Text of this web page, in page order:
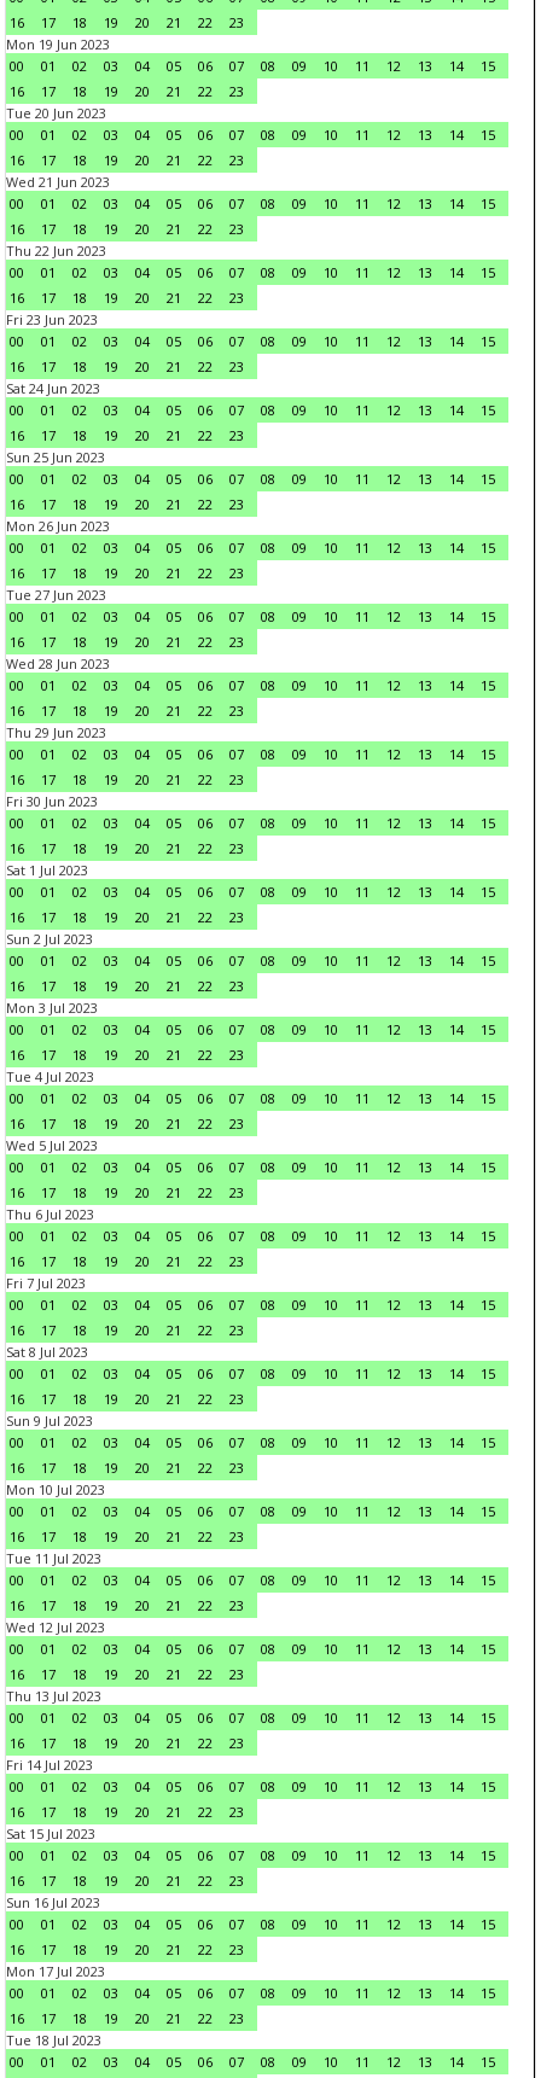
16
17 18 19 20 21 22
23
Mon 19 Jun 2023
00
01 02 03 04 05 06 07 08 09 10 11 12 13 14
15
16
17 18 19 20 21 22
23
Tue 20 Jun 2023
00
01 02 03 04 05 06 07 08 09 10 11 12 13 14
15
16
17 18 19 20 21 22
23
Wed 21 Jun 2023
00
01 02 03 04 05 06 07 08 09 10 11 12 13 14
15
16
17 18 19 20 21 22
23
Thu 22 Jun 2023
00
01 02 03 04 05 06 07 08 09 10 11 12 13 14
15
16
17 18 19 20 21 22
23
Fri 23 Jun 2023
00
01 02 03 04 05 06 07 08 09 10 11 12 13 14
15
16
17 18 19 20 21 22
23
Sat 24 Jun 2023
00
01 02 03 04 05 06 07 08 09 10 11 12 13 14
15
16
17 18 19 20 21 22
23
Sun 25 Jun 2023
00
01 02 03 04 05 06 07 08 09 10 11 12 13 14
15
16
17 18 19 20 21 22
23
Mon 26 Jun 2023
00
01 02 03 04 05 06 07 08 09 10 11 12 13 14
15
16
17 18 19 20 21 22
23
Tue 27 Jun 2023
00
01 02 03 04 05 06 07 08 09 10 11 12 13 14
15
16
17 18 19 20 21 22
23
Wed 28 Jun 2023
00
01 02 03 04 05 06 07 08 09 10 11 12 13 14
15
16
17 18 19 20 21 22
23
Thu 29 Jun 2023
00
01 02 03 04 05 06 07 08 09 10 11 12 13 14
15
16
17 18 19 20 21 22
23
Fri 30 Jun 2023
00
01 02 03 04 05 06 07 08 09 10 11 12 13 14
15
16
17 18 19 20 21 22
23
Sat 1 Jul 2023
00
01 02 03 04 05 06 07 08 09 10 11 12 13 14
15
16
17 18 19 20 21 22
23
Sun 2 Jul 2023
00
01 02 03 04 05 06 07 08 09 10 11 12 13 14
15
16
17 18 19 20 21 22
23
Mon 3 Jul 2023
00
01 02 03 04 05 06 07 08 09 10 11 12 13 14
15
16
17 18 19 20 21 22
23
Tue 4 Jul 2023
00
01 02 03 04 05 06 07 08 09 10 11 12 13 14
15
16
17 18 19 20 21 22
23
Wed 5 Jul 2023
00
01 02 03 04 05 06 07 08 09 10 11 12 13 14
15
16
17 18 19 20 21 22
23
Thu 6 Jul 2023
00
01 02 03 04 05 06 07 08 09 10 11 12 13 14
15
16
17 18 19 20 21 22
23
Fri 7 Jul 2023
00
01 02 03 04 05 06 07 08 09 10 11 12 13 14
15
16
17 18 19 20 21 22
23
Sat 8 Jul 2023
00
01 02 03 04 05 06 07 08 09 10 11 12 13 14
15
16
17 18 19 20 21 22
23
Sun 9 Jul 2023
00
01 02 03 04 05 06 07 08 09 10 11 12 13 14
15
16
17 18 19 20 21 22
23
Mon 10 Jul 2023
00
01 02 03 04 05 06 07 08 09 10 11 12 13 14
15
16
17 18 19 20 21 22
23
Tue 11 Jul 2023
00
01 02 03 04 05 06 07 08 09 10 11 12 13 14
15
16
17 18 19 20 21 22
23
Wed 12 Jul 2023
00
01 02 03 04 05 06 07 08 09 10 11 12 13 14
15
16
17 18 19 20 21 22
23
Thu 13 Jul 2023
00
01 02 03 04 05 06 07 08 09 10 11 12 13 14
15
16
17 18 19 20 21 22
23
Fri 14 Jul 2023
00
01 02 03 04 05 06 07 08 09 10 11 12 13 14
15
16
17 18 19 20 21 22
23
Sat 15 Jul 2023
00
01 02 03 04 05 06 07 08 09 10 11 12 13 14
15
16
17 18 19 20 21 22
23
Sun 16 Jul 2023
00
01 02 03 04 05 06 07 08 09 10 11 12 13 14
15
16
17 18 19 20 21 22
23
Mon 17 Jul 2023
00
01 02 03 04 05 06 07 08 09 10 11 12 13 14
15
16
17 18 19 20 21 22
23
Tue 18 Jul 2023
00
01 02 03 04 05 06 07 08 09 10 11 12 13 14 15